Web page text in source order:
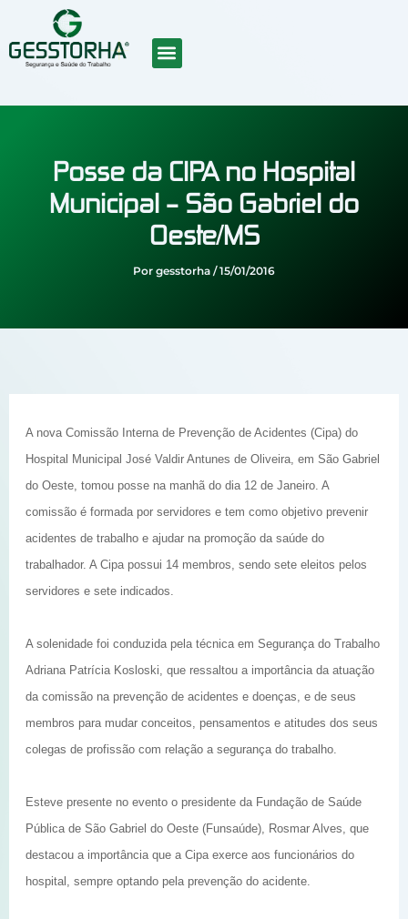
para
Posse da CIPA no Hospital
Municipal – São Gabriel do
Oeste/MS
Por gesstorha /15/01/2016
A nova Comissão Interna de Prevenção de Acidentes (Cipa) do
Hospital Municipal José Valdir Antunes de Oliveira, em São Gabriel
do Oeste, tomou posse na manhã do dia 12 de Janeiro. A
comissão é formada por servidores e tem como objetivo prevenir
acidentes de trabalho e ajudar na promoção da saúde do
trabalhador. A Cipa possui 14 membros, sendo sete eleitos pelos
servidores e sete indicados.
A solenidade foi conduzida pela técnica em Segurança do Trabalho
Adriana Patrícia Kosloski, que ressaltou a importância da atuação
da comissão na prevenção de acidentes e doenças, e de seus
membros para mudar conceitos, pensamentos e atitudes dos seus
colegas de profissão com relação a segurança do trabalho.
Esteve presente no evento o presidente da Fundação de Saúde
Pública de São Gabriel do Oeste (Funsaúde), Rosmar Alves, que
destacou a importância que a Cipa exerce aos funcionários do
hospital, sempre optando pela prevenção do acidente.